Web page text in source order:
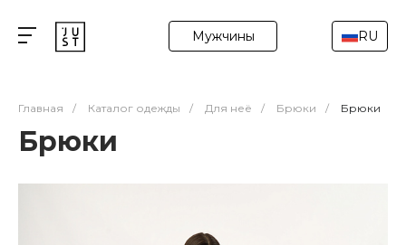
Мужчины RU
Главная / Каталог одежды / Для неё / Брюки / Брюки
Брюки